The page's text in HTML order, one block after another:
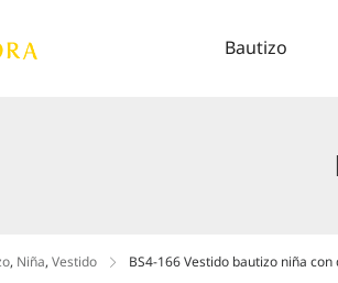
Bautizo
, Niña,Vestido BS4-166 Vestido bautizo niña